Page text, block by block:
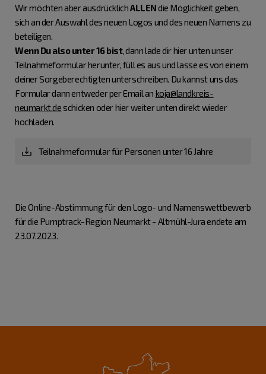
Wir möchten aber ausdrücklichALLENdie Möglichkeit geben,
sich an der Auswahl des neuen Logos und des neuen Namens zu
beteiligen.
Wenn Du also unter 16 bist, dann lade dir hier unten unser
Teilnahmeformular herunter, füll es aus und lasse es von einem
deiner Sorgeberechtigten unterschreiben. Du kannst uns das
Formular dann entweder per Email an koja@landkreis-
neumarkt.deschicken oder hier weiter unten direkt wieder
hochladen.
Teilnahmeformular für Personen unter 16 Jahre
Die Online-Abstimmung für den Logo- und Namenswettbewerb
für die Pumptrack-Region Neumarkt - Altmühl-Jura endete am
23.07.2023.